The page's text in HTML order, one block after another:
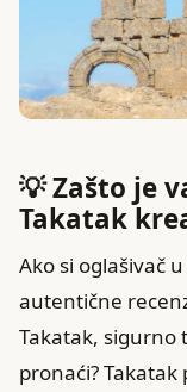
💡 Zašto je
Takatak
Ako si oglašivač
autentične
Takatak, sigurno
pronaći?